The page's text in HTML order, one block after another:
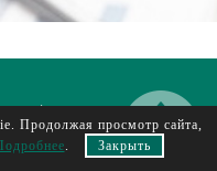
Продолжая просмотр сайта,
. Закрыть